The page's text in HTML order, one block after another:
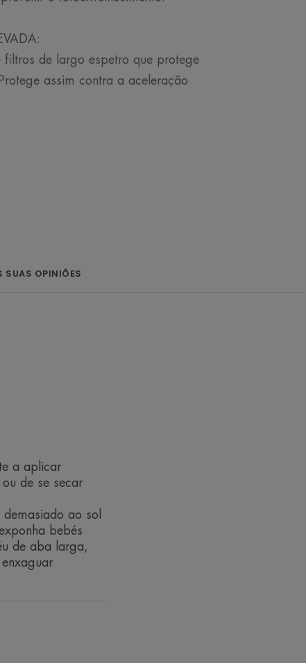
de largo espetro que protege
assim contra a aceleração
que a torna uma base de
encapsulados na
à água foi desenvolvida para
fácil e arejada.
micropigmentos que são
uma tez fresca e luminosa.
os radicais livres.
nocivos do sol, mesmo
SUAS OPINIÕES
a aplicar
de se secar
ao sol
bebés
de aba larga,